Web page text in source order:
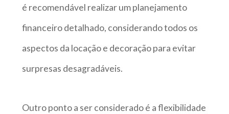
é recomendável realizar um planejamento
financeiro detalhado, considerando todos os
aspectos da locação e decoração para evitar
surpresas desagradáveis.
Outro ponto a ser considerado é a flexibilidade